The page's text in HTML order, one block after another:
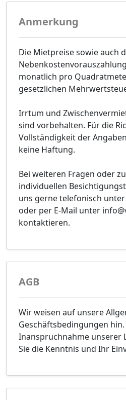
Anmerkung
Die Mietpreise sowie auch
monatlich pro
gesetzlichen
Irrtum und
sind vorbehalten. Für die
Vollständigkeit der
keine Haftung.
Bei weiteren Fragen oder
individuellen
uns gerne telefonisch unter
oder per E-Mail unter
kontaktieren.
AGB
Wir weisen auf unsere
Geschäftsbedingungen
Inanspruchnahme unserer
Sie die Kenntnis und Ihr